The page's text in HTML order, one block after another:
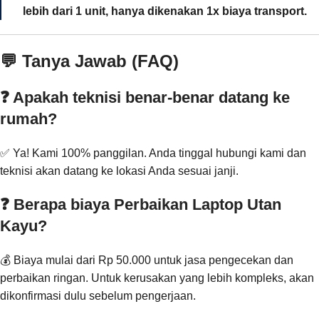
lebih dari 1 unit, hanya dikenakan 1x biaya transport.
💬 Tanya Jawab (FAQ)
❓ Apakah teknisi benar-benar datang ke
rumah?
✅ Ya! Kami 100% panggilan. Anda tinggal hubungi kami dan
teknisi akan datang ke lokasi Anda sesuai janji.
❓ Berapa biaya Perbaikan Laptop Utan
Kayu?
💰 Biaya mulai dari Rp 50.000 untuk jasa pengecekan dan
perbaikan ringan. Untuk kerusakan yang lebih kompleks, akan
dikonfirmasi dulu sebelum pengerjaan.